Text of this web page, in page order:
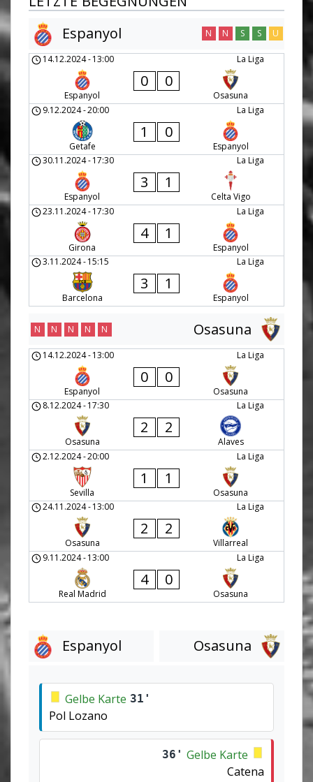
Espanyol
N N S S U
La Liga
14.12.2024-13:00
Espanyol
0 0
Osasuna
La Liga
9.12.2024-20:00
Getafe
1 0
Espanyol
La Liga
30.11.2024-17:30
Espanyol
3 1
Celta Vigo
La Liga
23.11.2024-17:30
Girona
4 1
Espanyol
La Liga
3.11.2024-15:15
Barcelona
3 1
Espanyol
Osasuna
N N N N N
La Liga
14.12.2024-13:00
Espanyol
0 0
Osasuna
La Liga
8.12.2024-17:30
Osasuna
2 2
Alaves
La Liga
2.12.2024-20:00
Sevilla
1 1
Osasuna
La Liga
24.11.2024-13:00
Osasuna
2 2
Villarreal
La Liga
9.11.2024-13:00
Real Madrid
4 0
Osasuna
Espanyol Osasuna
Gelbe Karte 31'
Pol Lozano
36' Gelbe Karte
Catena